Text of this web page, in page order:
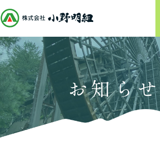
お知ら